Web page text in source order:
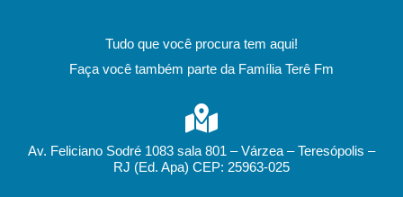
Tudo que você procura tem aqui!
Faça você também parte da Família Terê Fm
Av. Feliciano Sodré 1083 sala 801 – Várzea – Teresópolis –
RJ (Ed. Apa) CEP: 25963-025